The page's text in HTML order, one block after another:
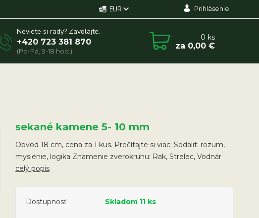
EUR Prihlásenie
Neviete si rady? Zavolajte.
+420 723 381 870
(Po-Pá, 9-18 hod.)
0 ks
za 0,00 €
sekané kamene 5- 10 mm
Obvod 18 cm, cena za 1 kus. Prečítajte si viac: Sodalit: rozum,
myslenie, logika Znamenie zverokruhu: Rak, Strelec, Vodnár
celý popis
Dostupnosť Skladom 11 ks